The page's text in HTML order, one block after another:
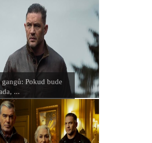
gangů: Pokud bude
...